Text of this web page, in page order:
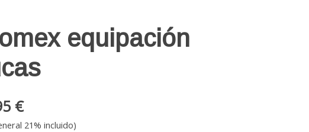
equipación
€
21% incluido)